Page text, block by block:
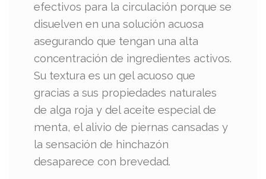
efectivos para la circulación porque se
disuelven en una solución acuosa
asegurando que tengan una alta
concentración de ingredientes activos.
Su textura es un gel acuoso que
gracias a sus propiedades naturales
de alga roja y del aceite especial de
menta, el alivio de piernas cansadas y
la sensación de hinchazón
desaparece con brevedad.